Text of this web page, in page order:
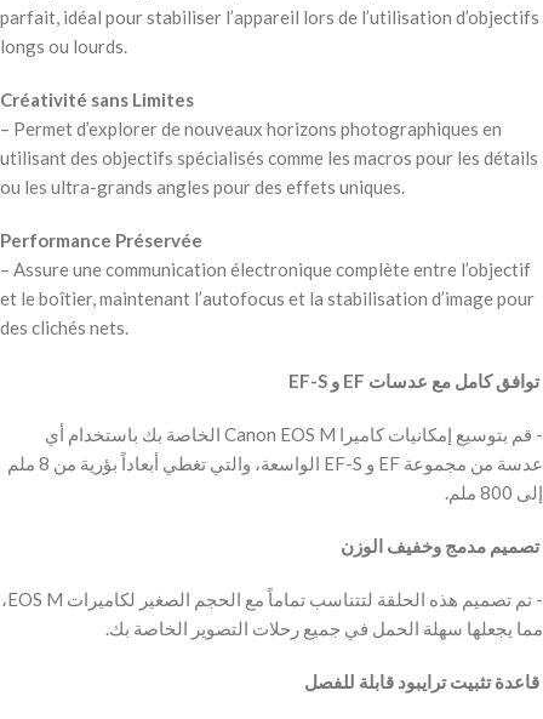
parfait, idéal pour stabiliser l’appareil lors de l’utilisation d’objectifs
longs ou lourds.
Créativité sans Limites
– Permet d’explorer de nouveaux horizons photographiques en
utilisant des objectifs spécialisés comme les macros pour les détails
ou les ultra-grands angles pour des effets uniques.
Performance Préservée
– Assure une communication électronique complète entre l’objectif
et le boîtier, maintenant l’autofocus et la stabilisation d’image pour
des clichés nets.
‫ توافق كامل مع عدسات EF و EF-S
‫- قم بتوسيع إمكانيات كاميرا Canon EOS M الخاصة بك باستخدام أي
عدسة من مجموعة EF و EF-S الواسعة، والتي تغطي أبعاداً بؤرية من 8 ملم
إلى 800 ملم.
‫ تصميم مدمج وخفيف الوزن
‫- تم تصميم هذه الحلقة لتتناسب تماماً مع الحجم الصغير لكاميرات EOS M،
مما يجعلها سهلة الحمل في جميع رحلات التصوير الخاصة بك.
‫ قاعدة تثبيت ترايبود قابلة للفصل